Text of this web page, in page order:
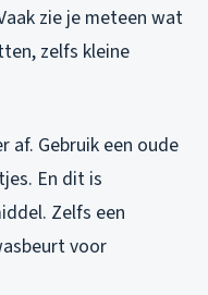
zie je meteen wat
zelfs kleine
af. Gebruik een oude
En dit is
Zelfs een
voor